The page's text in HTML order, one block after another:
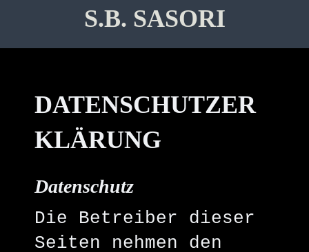
S.B. SASORI
DATENSCHUTZER
KLÄRUNG
Datenschutz
Die Betreiber dieser
Seiten nehmen den